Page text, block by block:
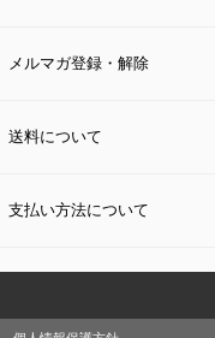
メルマガ登録・解除
送料について
支払い方法について